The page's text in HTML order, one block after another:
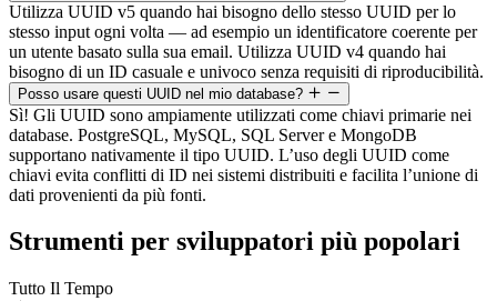
Utilizza UUID v5 quando hai bisogno dello stesso UUID per lo
stesso input ogni volta — ad esempio un identificatore coerente per
un utente basato sulla sua email. Utilizza UUID v4 quando hai
bisogno di un ID casuale e univoco senza requisiti di riproducibilità.
Posso usare questi UUID nel mio database?
Sì! Gli UUID sono ampiamente utilizzati come chiavi primarie nei
database. PostgreSQL, MySQL, SQL Server e MongoDB
supportano nativamente il tipo UUID. L’uso degli UUID come
chiavi evita conflitti di ID nei sistemi distribuiti e facilita l’unione di
dati provenienti da più fonti.
Strumenti per sviluppatori più popolari
Tutto Il Tempo